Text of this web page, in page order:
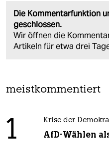
Die Kommentarfunktion
geschlossen.
Wir öffnen die
Artikeln für etwa drei
meistkommentiert
1 Krise der
AfD-Wählen